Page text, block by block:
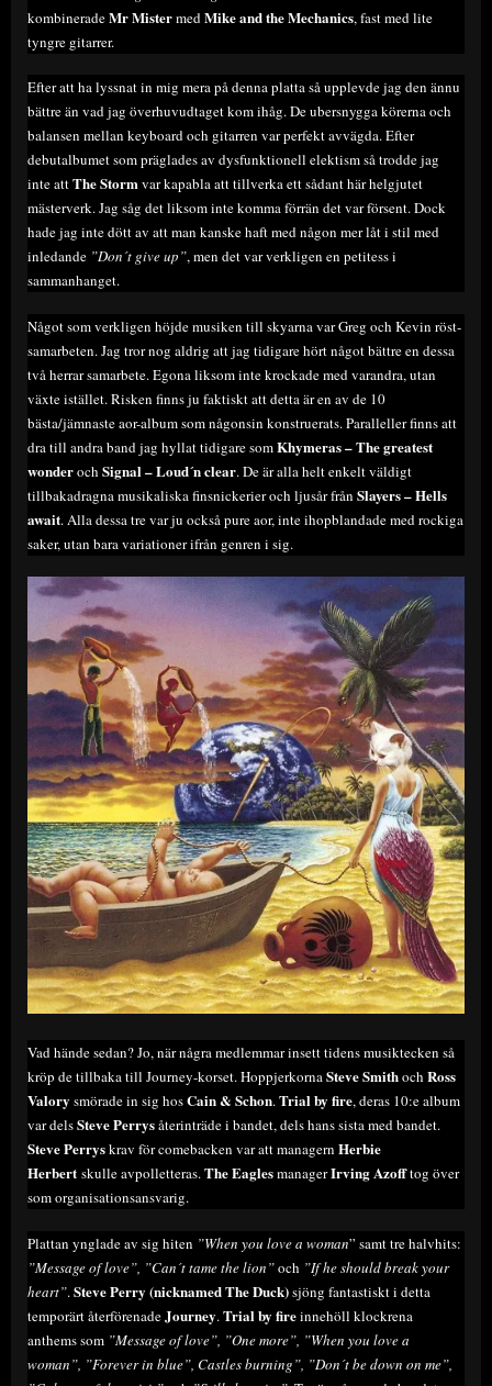
kombineradeMr MistermedMike and the Mechanics, fast med lite
tyngre gitarrer.
Efter att ha lyssnat in mig mera på denna platta så upplevde jag den ännu
bättre än vad jag överhuvudtaget kom ihåg. De ubersnygga körerna och
balansen mellan keyboard och gitarren var perfekt avvägda. Efter
debutalbumet som präglades av dysfunktionell elektism så trodde jag
inte attThe Stormvar kapabla att tillverka ett sådant här helgjutet
mästerverk. Jag såg det liksom inte komma förrän det var försent. Dock
hade jag inte dött av att man kanske haft med någon mer låt i stil med
inledande ”Don´t give up”, men det var verkligen en petitess i
sammanhanget.
Något som verkligen höjde musiken till skyarna var Greg och Kevin röst-
samarbeten. Jag tror nog aldrig att jag tidigare hört något bättre en dessa
två herrar samarbete. Egona liksom inte krockade med varandra, utan
växte istället. Risken finns ju faktiskt att detta är en av de 10
bästa/jämnaste aor-album som någonsin konstruerats. Paralleller finns att
dra till andra band jag hyllat tidigare somKhymeras – The greatest
wonderoch Signal – Loud´n clear. De är alla helt enkelt väldigt
tillbakadragna musikaliska finsnickerier och ljusår från Slayers – Hells
await. Alla dessa tre var ju också pure aor, inte ihopblandade med rockiga
saker, utan bara variationer ifrån genren i sig.
Vad hände sedan? Jo, när några medlemmar insett tidens musiktecken så
kröp de tillbaka till Journey-korset. HoppjerkornaSteve Smithoch Ross
Valory smörade in sig hosCain & Schon.Trial by fire, deras 10:e album
var delsSteve Perrysåterinträde i bandet, dels hans sista med bandet.
Steve Perryskrav för comebacken var att managern Herbie
Herbert skulle avpolletteras.The EaglesmanagerIrving Azofftog över
som organisationsansvarig.
Plattan ynglade av sig hiten ”When you love a woman” samt tre halvhits:
”Message of love”, ”Can´t tame the lion”och ”If he should break your
heart”.Steve Perry (nicknamed The Duck)sjöng fantastiskt i detta
temporärt återförenadeJourney.Trial by fireinnehöll klockrena
anthems som ”Message of love”, ”One more”, ”When you love a
woman”, ”Forever in blue”, Castles burning”, ”Don´t be down on me”,